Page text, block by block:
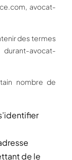
avocat-
des termes
avocat-
nombre de
de le